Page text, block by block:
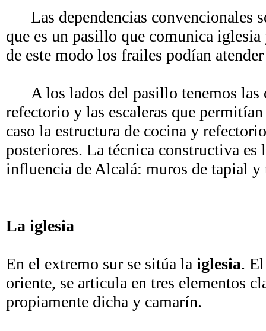
Las dependencias convencionales
que es un pasillo que comunica
de este modo los frailes podían
A los lados del pasillo tenemos las
refectorio y las escaleras que
caso la estructura de cocina y
posteriores. La técnica constructiva es
influencia de Alcalá: muros de tapial y
La iglesia
En el extremo sur se sitúa la iglesia.
oriente, se articula en tres elementos
propiamente dicha y camarín.